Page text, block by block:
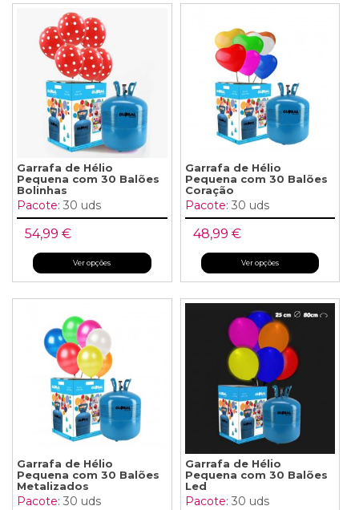
Garrafa de Hélio
Pequena com 30 Balões
Bolinhas
Pacote: 30 uds
54,99 €
Ver opções
Garrafa de Hélio
Pequena com 30 Balões
Coração
Pacote: 30 uds
48,99 €
Ver opções
Garrafa de Hélio
Pequena com 30 Balões
Metalizados
Pacote: 30 uds
Garrafa de Hélio
Pequena com 30 Balões
Led
Pacote: 30 uds